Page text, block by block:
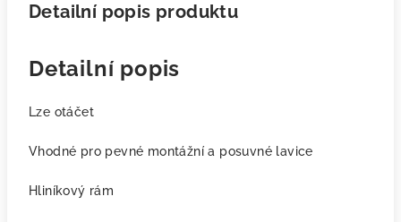
Detailní popis produktu
Detailní popis
Lze otáčet
Vhodné pro pevné montážní a posuvné lavice
Hliníkový rám